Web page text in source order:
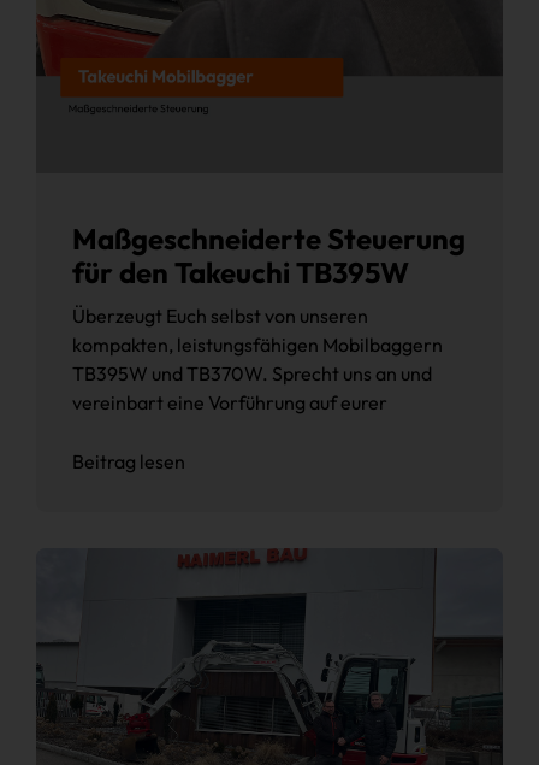
Maßgeschneiderte Steuerung
für den Takeuchi TB395W
Überzeugt Euch selbst von unseren
kompakten, leistungsfähigen Mobilbaggern
TB395W und TB370W. Sprecht uns an und
vereinbart eine Vorführung auf eurer
Beitrag lesen